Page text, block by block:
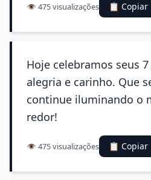
👁️ 475 visualizações 📋 Copiar
Hoje celebramos seus
alegria e carinho. Que
continue iluminando o
redor!
👁️ 475 visualizações 📋 Copiar